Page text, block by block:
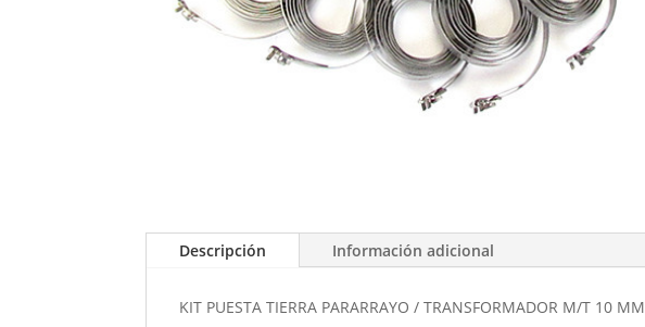
Descripción Información adicional
KIT PUESTA TIERRA PARARRAYO / TRANSFORMADOR M/T 10 MM